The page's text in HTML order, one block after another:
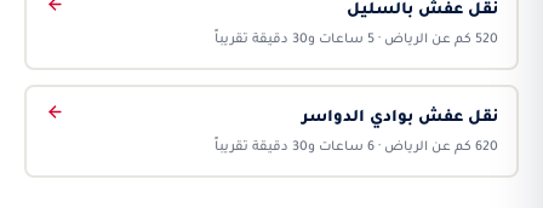
نقل عفش بالسليل
520 كم عن الرياض · 5 ساعات و30 دقيقة تقريباً
نقل عفش بوادي الدواسر
620 كم عن الرياض · 6 ساعات و30 دقيقة تقريباً